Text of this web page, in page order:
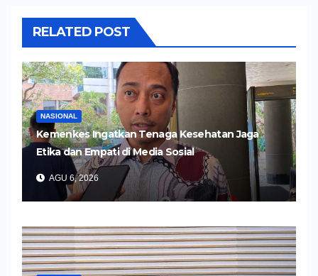
RELATED POST
NASIONAL
Kemenkes Ingatkan Tenaga Kesehatan Jaga
Etika dan Empati di Media Sosial
AGU 6, 2026